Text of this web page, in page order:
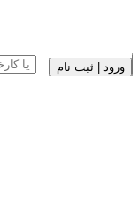
ورود | ثبت نام